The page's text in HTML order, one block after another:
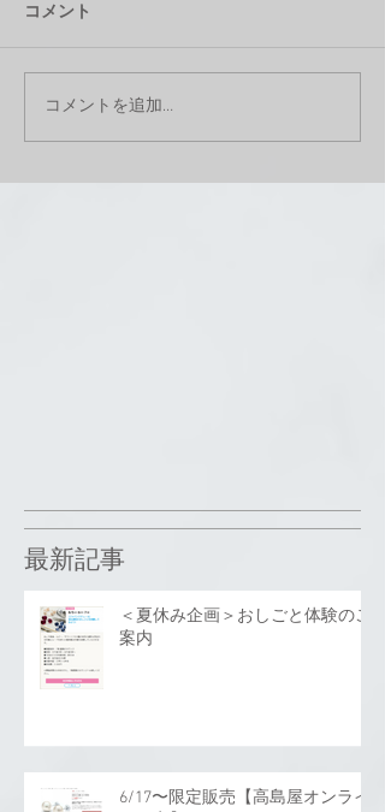
コメント
コメントを追加…
最新記事
＜夏休み企画＞おしごと体験のご
案内
6/17〜限定販売【高島屋オンライ